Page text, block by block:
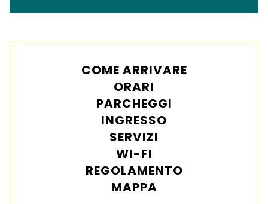
COME ARRIVARE
ORARI
PARCHEGGI
INGRESSO
SERVIZI
WI-FI
REGOLAMENTO
MAPPA